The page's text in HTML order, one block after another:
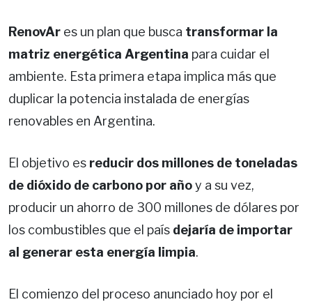
RenovAr es un plan que busca transformar la
matriz energética Argentina para cuidar el
ambiente. Esta primera etapa implica más que
duplicar la potencia instalada de energías
renovables en Argentina.
El objetivo es reducir dos millones de toneladas
de dióxido de carbono por añoy a su vez,
producir un ahorro de 300 millones de dólares por
los combustibles que el país dejaría de importar
al generar esta energía limpia.
El comienzo del proceso anunciado hoy por el